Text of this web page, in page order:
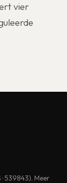
vier
539843). Meer